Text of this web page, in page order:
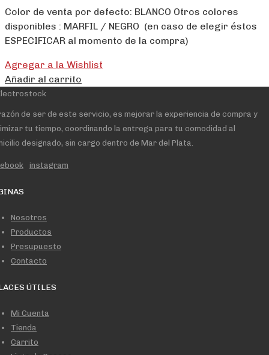
Color de venta por defecto: BLANCO Otros colores
disponibles : MARFIL / NEGRO (en caso de elegir éstos
ESPECIFICAR al momento de la compra)
Agregar a la Wishlist
Añadir al carrito
de ser de este servicio, es mejorar la experiencia de compra y
tu tiempo, coordinando la entrega para tu comodidad al
designado, sin cargo dentro de Mar del Plata.
instagram
Nosotros
Productos
Presupuesto
Contacto
ÚTILES
Mi Cuenta
Tienda
Carrito